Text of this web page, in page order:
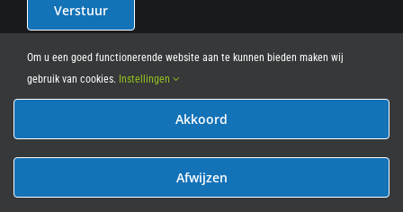
Verstuur
© 2012 - 2026• Leasy Bike • All Rights Reserved • powered
Om u een goed functionerende website aan te kunnen bieden maken wij
gebruik van cookies. Instellingen
Akkoord
Afwijzen